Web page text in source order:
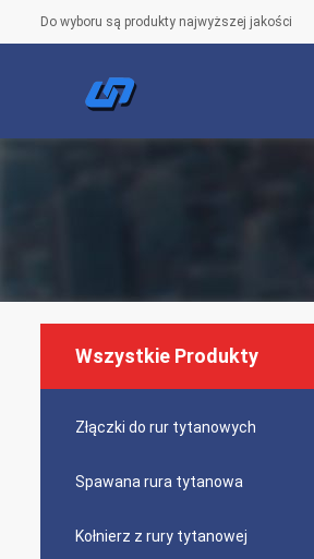
Do wyboru są produkty najwyższej jakości
Wszystkie Produkty
Złączki do rur tytanowych
Spawana rura tytanowa
Kołnierz z rury tytanowej